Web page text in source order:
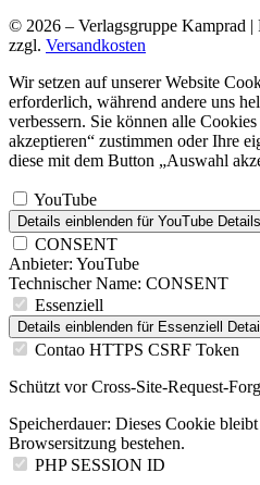
© 2026 – Verlagsgruppe Kamprad
zzgl. Versandkosten
Wir setzen auf unserer Website
erforderlich, während andere uns
verbessern. Sie können alle
akzeptieren“ zustimmen oder Ihre
diese mit dem Button „Auswahl
YouTube
Details einblenden für YouTube
CONSENT
Anbieter: YouTube
Technischer Name: CONSENT
Essenziell
Details einblenden für Essenziell
Contao HTTPS CSRF Token
Schützt vor Cross-Site-Request-
Speicherdauer: Dieses Cookie
Browsersitzung bestehen.
PHP SESSION ID